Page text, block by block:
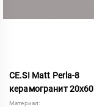
CE.SI Matt Perla-8
керамогранит 20x60
Материал: